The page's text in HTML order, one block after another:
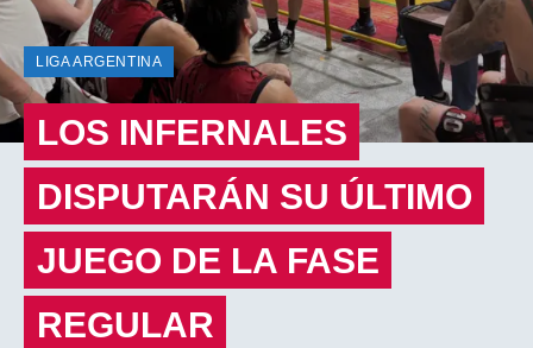
LIGA ARGENTINA
LOS INFERNALES
DISPUTARÁN SU ÚLTIMO
JUEGO DE LA FASE
REGULAR